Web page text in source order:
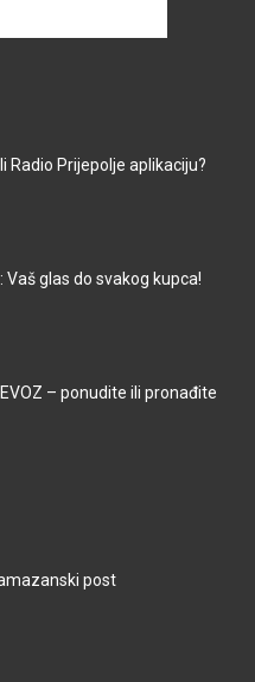
Radio Prijepolje aplikaciju?
Vaš glas do svakog kupca!
– ponudite ili pronađite
post